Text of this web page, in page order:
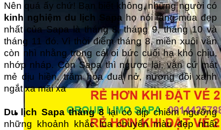
Nên quá ấy chứ! Bạn biết không, những người có
kinh nghiệm du lịch Sapa họ nói rằng mùa đẹp
nhất của Sapa là tháng 8, tháng 9, tháng 10 và
tháng 11 đó. Vì thời điểm tháng 8, miền xuôi vẫn
còn nhì nhằng trong cái oi bức cuối hạ khó chịu,
nhớp nháp. Còn Sapa thì ngược lại, vẫn cứ mát
mẻ dịu hiền, trăm hoa đua nở, nương đồi xanh
ngắt xa mãi xa
Du lịch Sapa tháng 8 lại có dịp chiêm ngưỡng
những khoảnh khắc lúa chuyển màu đẹp nhất